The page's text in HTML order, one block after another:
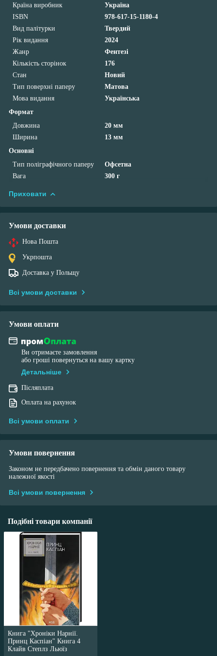
Країна виробник
Україна
ISBN
978-617-15-1180-4
Вид палітурки
Твердий
Рік видання
2024
Жанр
Фентезі
Кількість сторінок
176
Стан
Новий
Тип поверхні паперу
Матова
Мова видання
Українська
Формат
Довжина
20 мм
Ширина
13 мм
Основні
Тип поліграфічного паперу
Офсетна
Вага
300 г
Приховати
Умови доставки
Нова Пошта
Укрпошта
Доставка у Польщу
Всі умови доставки
Умови оплати
Ви отримаєте замовлення
або гроші повернуться на вашу картку
Детальніше
Післяплата
Оплата на рахунок
Всі умови оплати
Умови повернення
Законом не передбачено повернення та обмін даного товару
належної якості
Всі умови повернення
Подібні товари компанії
Книга "Хроніки Нарнії.
Принц Каспіан" Книга 4
Клайв Степлз Льюїз